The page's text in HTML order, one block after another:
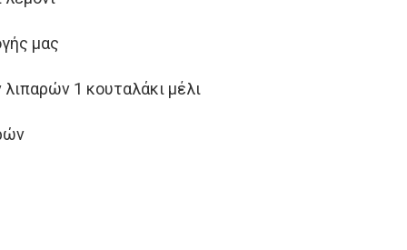
μας
1 κουταλάκι μέλι